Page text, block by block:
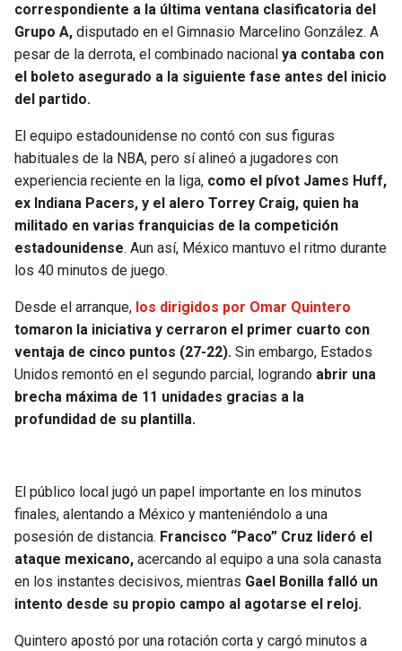
FALCONS
PANTHERS
SAINTS
BUCCANEERS
TRAIL BLAZERS
JAZZ
correspondiente a la última ventana clasificatoria del
Grupo A, disputado en el Gimnasio Marcelino González. A
pesar de la derrota, el combinado nacional ya contaba con
el boleto asegurado a la siguiente fase antes del inicio
del partido.
El equipo estadounidense no contó con sus figuras
habituales de la NBA, pero sí alineó a jugadores con
experiencia reciente en la liga, como el pívot James Huff,
ex Indiana Pacers, y el alero Torrey Craig, quien ha
militado en varias franquicias de la competición
estadounidense. Aun así, México mantuvo el ritmo durante
los 40 minutos de juego.
Desde el arranque, los dirigidos por Omar Quintero
tomaron la iniciativa y cerraron el primer cuarto con
ventaja de cinco puntos (27-22). Sin embargo, Estados
Unidos remontó en el segundo parcial, logrando abrir una
brecha máxima de 11 unidades gracias a la
profundidad de su plantilla.
El público local jugó un papel importante en los minutos
finales, alentando a México y manteniéndolo a una
posesión de distancia. Francisco “Paco” Cruz lideró el
ataque mexicano, acercando al equipo a una sola canasta
en los instantes decisivos, mientras Gael Bonilla falló un
intento desde su propio campo al agotarse el reloj.
Quintero apostó por una rotación corta y cargó minutos a